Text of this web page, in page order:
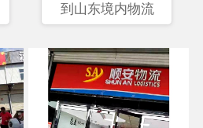
到山东境内物流